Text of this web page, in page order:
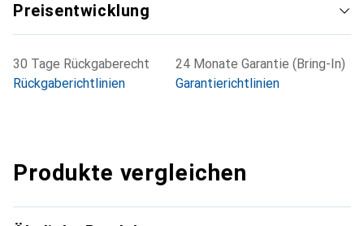
Preisentwicklung
30 Tage Rückgaberecht
Rückgaberichtlinien
24 Monate Garantie (Bring-In)
Garantierichtlinien
Produkte vergleichen